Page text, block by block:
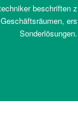
beschriften
Sonderlösungen.